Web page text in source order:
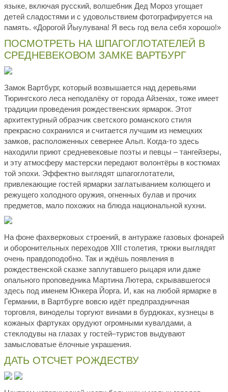
языке, включая русский, волшебник Дед Мороз угощает
детей сладостями и с удовольствием фотографируется на
память. «Дорогой Йыулувана! Я весь год вела себя хорошо!»
ПОСМОТРЕТЬ НА ШПАГОГЛОТАТЕЛЕЙ В
СРЕДНЕВЕКОВОМ ЗАМКЕ ВАРТБУРГ
Замок Вартбург, который возвышается над деревьями
Тюрингского леса неподалёку от города Айзенах, тоже имеет
традиции проведения рождественских ярмарок. Этот
архитектурный образчик светского романского стиля
прекрасно сохранился и считается лучшим из немецких
замков, расположенных севернее Альп. Когда-то здесь
находили приют средневековые поэты и певцы – тангейзеры,
и эту атмосферу мастерски передают волонтёры в костюмах
той эпохи. Эффектно выглядят шпагоглотатели,
привлекающие гостей ярмарки заглатыванием колющего и
режущего холодного оружия, огненных булав и прочих
предметов, мало похожих на блюда национальной кухни.
На фоне фахверковых строений, в антураже газовых фонарей
и оборонительных переходов XIII столетия, трюки выглядят
очень правдоподобно. Так и ждёшь появления в
рождественской сказке заплутавшего рыцаря или даже
опального проповедника Мартина Лютера, скрывавшегося
здесь под именем Юнкера Йорга. И, как на любой ярмарке в
Германии, в Вартбурге вовсю идёт предпраздничная
торговля, виноделы торгуют винами в бурдюках, кузнецы в
кожаных фартуках орудуют огромными кувалдами, а
стеклодувы на глазах у гостей–туристов выдувают
замысловатые ёлочные украшения.
ДАТЬ ОТСЧЕТ РОЖДЕСТВУ